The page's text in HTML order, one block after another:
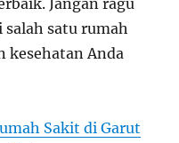
Jangan ragu
satu rumah
kesehatan Anda
Sakit di Garut